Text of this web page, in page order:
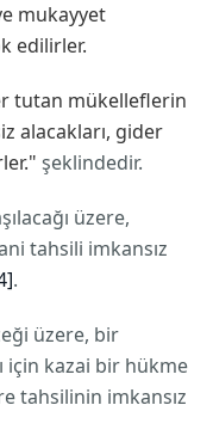
mukayyet
edilirler.
tutan mükelleflerin
alacakları, gider
şeklindedir.
üzere,
tahsili imkansız
.
üzere, bir
için kazai bir hükme
tahsilinin imkansız